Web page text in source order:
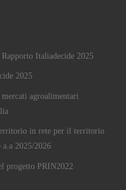
Italiadecide 2025
2025
agroalimentari
in rete per il territorio
2025/2026
progetto PRIN2022